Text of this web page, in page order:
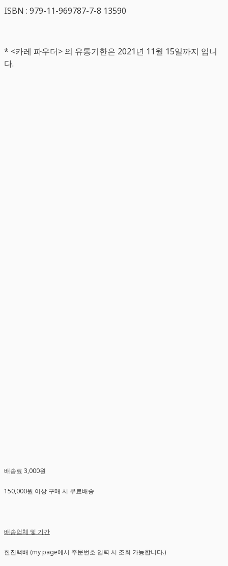
ISBN : 979-11-969787-7-8 13590
* <카레 파우더> 의 유통기한은 2021년 11월 15일까지 입니
다.
배송료 3,000원
150,000원 이상 구매 시 무료배송
배송업체 및 기간
한진택배 (my page에서 주문번호 입력 시 조회 가능합니다.)